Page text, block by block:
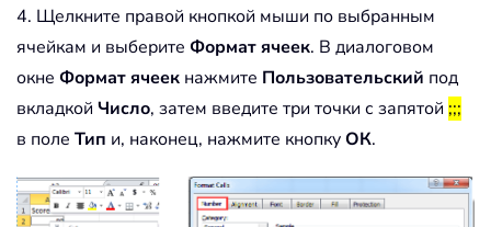
4. Щелкните правой кнопкой мыши по выбранным
ячейкам и выберите Формат ячеек. В диалоговом
окне Формат ячеек нажмите Пользовательский под
вкладкой Число, затем введите три точки с запятой ;;;
в поле Тип и, наконец, нажмите кнопкуОК.